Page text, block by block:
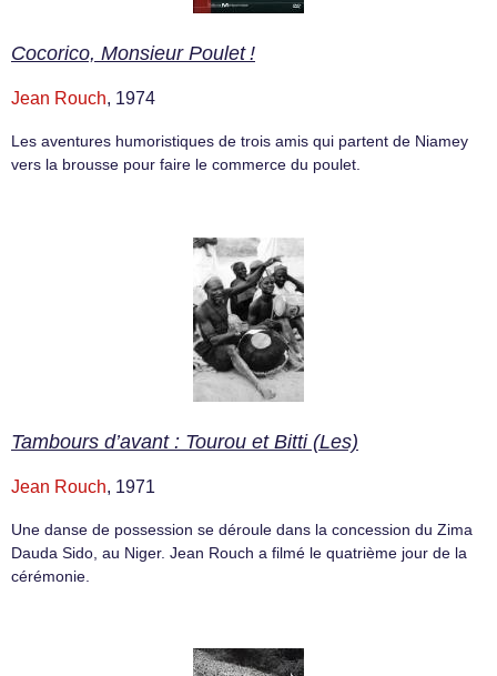
Cocorico, Monsieur Poulet !
Jean Rouch, 1974
Les aventures humoristiques de trois amis qui partent de Niamey
vers la brousse pour faire le commerce du poulet.
Tambours d’avant : Tourou et Bitti (Les)
Jean Rouch, 1971
Une danse de possession se déroule dans la concession du Zima
Dauda Sido, au Niger. Jean Rouch a filmé le quatrième jour de la
cérémonie.